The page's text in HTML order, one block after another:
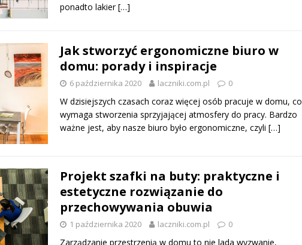
ponadto lakier[…]
Jak stworzyć ergonomiczne biuro w
domu: porady i inspiracje
6 października 2020 laczniki.com.pl 0
W dzisiejszych czasach coraz więcej osób pracuje w domu, co
wymaga stworzenia sprzyjającej atmosfery do pracy. Bardzo
ważne jest, aby nasze biuro było ergonomiczne, czyli […]
Projekt szafki na buty: praktyczne i
estetyczne rozwiązanie do
przechowywania obuwia
1 października 2020 laczniki.com.pl 0
Zarządzanie przestrzenią w domu to nie lada wyzwanie,